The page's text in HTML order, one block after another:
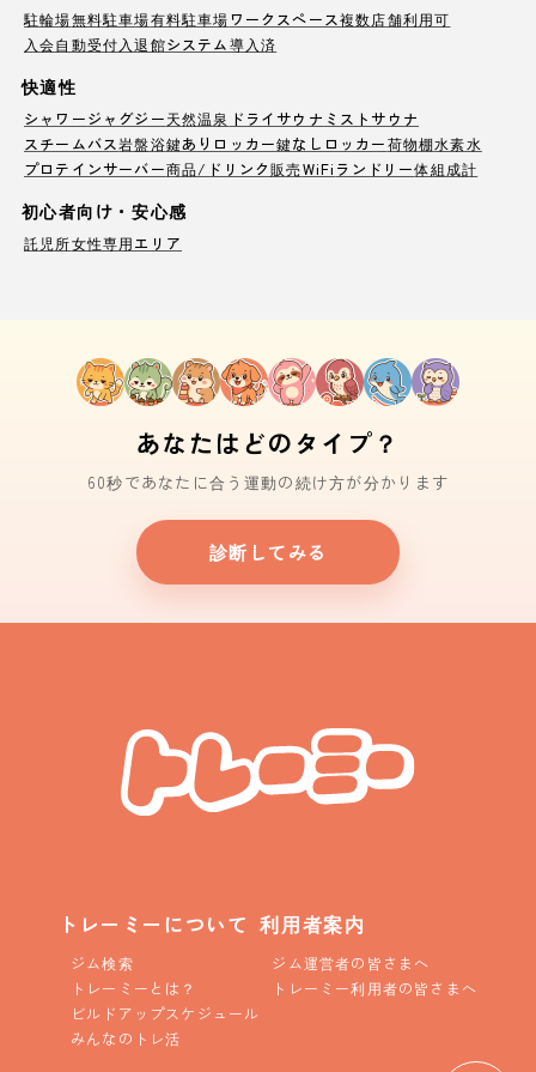
駐輪場無料駐車場有料駐車場ワークスペース複数店舗利用可
入会自動受付 入退館システム導入済
快適性
シャワージャグジー天然温泉 ドライサウナ ミストサウナ
スチームバス岩盤浴鍵ありロッカー鍵なしロッカー荷物棚水素水
プロテインサーバー商品/ドリンク販売WiFi ランドリー体組成計
初心者向け・安心感
託児所女性専用エリア
あなたはどのタイプ？
60秒であなたに合う運動の続け方が分かります
診断してみる
トレーミーについて
ジム検索
トレーミーとは？
ビルドアップスケジュール
みんなのトレ活
利用者案内
ジム運営者の皆さまへ
トレーミー利用者の皆さまへ